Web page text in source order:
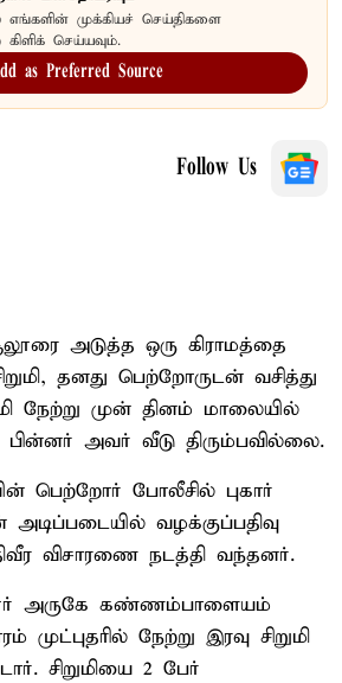
எங்களின் முக்கியச் செய்திகளை
செய்யவும்.
as Preferred Source
Follow Us
அடுத்த ஒரு கிராமத்தை
தனது பெற்றோருடன் வசித்து
நேற்று முன் தினம் மாலையில்
அவர் வீடு திரும்பவில்லை.
பெற்றோர் போலீசில் புகார்
அடிப்படையில் வழக்குப்பதிவு
விசாரணை நடத்தி வந்தனர்.
அருகே கண்ணம்பாளையம்
நேற்று இரவு சிறுமி
சிறுமியை 2 பேர்